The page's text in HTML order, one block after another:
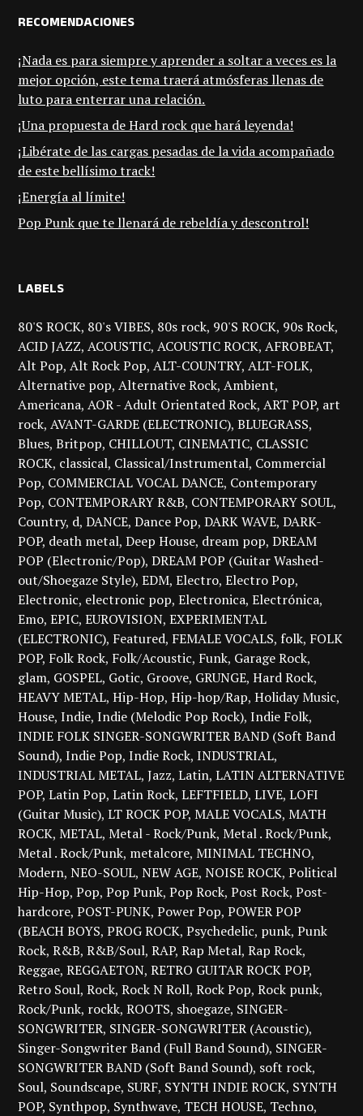
RECOMENDACIONES
¡Nada es para siempre y aprender a soltar a veces es la
mejor opción, este tema traerá atmósferas llenas de
luto para enterrar una relación.
¡Una propuesta de Hard rock que hará leyenda!
¡Libérate de las cargas pesadas de la vida acompañado
de este bellísimo track!
¡Energía al límite!
Pop Punk que te llenará de rebeldía y descontrol!
LABELS
80'S ROCK 80's VIBES 80s rock 90'S ROCK 90s Rock
ACID JAZZ ACOUSTIC ACOUSTIC ROCK AFROBEAT
Alt Pop Alt Rock Pop ALT-COUNTRY ALT-FOLK
Alternative pop Alternative Rock Ambient
Americana AOR - Adult Orientated Rock ART POP art
rock AVANT-GARDE (ELECTRONIC) BLUEGRASS
Blues Britpop CHILLOUT CINEMATIC CLASSIC
ROCK classical Classical/Instrumental Commercial
Pop COMMERCIAL VOCAL DANCE Contemporary
Pop CONTEMPORARY R&B CONTEMPORARY SOUL
Country d DANCE Dance Pop DARK WAVE DARK-
POP death metal Deep House dream pop DREAM
POP (Electronic/Pop) DREAM POP (Guitar Washed-
out/Shoegaze Style) EDM Electro Electro Pop
Electronic electronic pop Electronica Electrónica
Emo EPIC EUROVISION EXPERIMENTAL
(ELECTRONIC) Featured FEMALE VOCALS folk FOLK
POP Folk Rock Folk/Acoustic Funk Garage Rock
glam GOSPEL Gotic Groove GRUNGE Hard Rock
HEAVY METAL Hip-Hop Hip-hop/Rap Holiday Music
House Indie Indie (Melodic Pop Rock) Indie Folk
INDIE FOLK SINGER-SONGWRITER BAND (Soft Band
Sound) Indie Pop Indie Rock INDUSTRIAL
INDUSTRIAL METAL Jazz Latin LATIN ALTERNATIVE
POP Latin Pop Latin Rock LEFTFIELD LIVE LOFI
(Guitar Music) LT ROCK POP MALE VOCALS MATH
ROCK METAL Metal - Rock/Punk Metal . Rock/Punk
Metal . Rock/Punk metalcore MINIMAL TECHNO
Modern NEO-SOUL NEW AGE NOISE ROCK Political
Hip-Hop Pop Pop Punk Pop Rock Post Rock Post-
hardcore POST-PUNK Power Pop POWER POP
(BEACH BOYS PROG ROCK Psychedelic punk Punk
Rock R&B R&B/Soul RAP Rap Metal Rap Rock
Reggae REGGAETON RETRO GUITAR ROCK POP
Retro Soul Rock Rock N Roll Rock Pop Rock punk
Rock/Punk rockk ROOTS shoegaze SINGER-
SONGWRITER SINGER-SONGWRITER (Acoustic)
Singer-Songwriter Band (Full Band Sound) SINGER-
SONGWRITER BAND (Soft Band Sound) soft rock
Soul Soundscape SURF SYNTH INDIE ROCK SYNTH
POP Synthpop Synthwave TECH HOUSE Techno